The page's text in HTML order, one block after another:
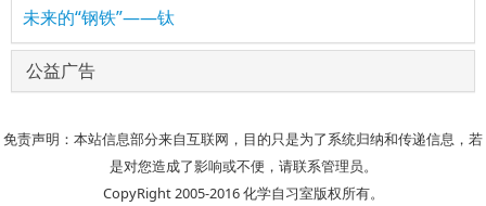
未来的“钢铁”——钛
公益广告
免责声明：本站信息部分来自互联网，目的只是为了系统归纳和传递信息，若
是对您造成了影响或不便，请联系管理员。
CopyRight 2005-2016 化学自习室版权所有。